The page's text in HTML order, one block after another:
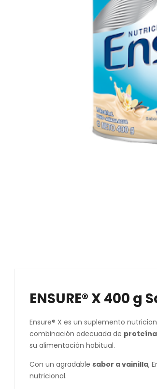
ENSURE® X 400
Ensure® X es un suplemento
combinación adecuada de
su alimentación habitual.
Con un agradable sabor a vainilla,
nutricional.